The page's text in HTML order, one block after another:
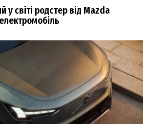
у світі родстер від Mazda